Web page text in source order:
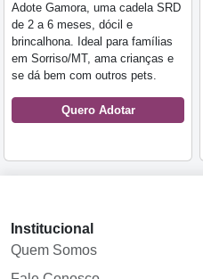
Adote Gamora, uma cadela SRD
de 2 a 6 meses, dócil e
brincalhona. Ideal para famílias
em Sorriso/MT, ama crianças e
se dá bem com outros pets.
Quero Adotar
Institucional
Quem Somos